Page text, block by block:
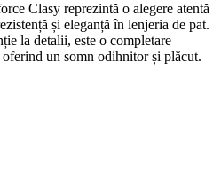
Clasy reprezintă o alegere atentă
și eleganță în lenjeria de pat.
la detalii, este o completare
un somn odihnitor și plăcut.